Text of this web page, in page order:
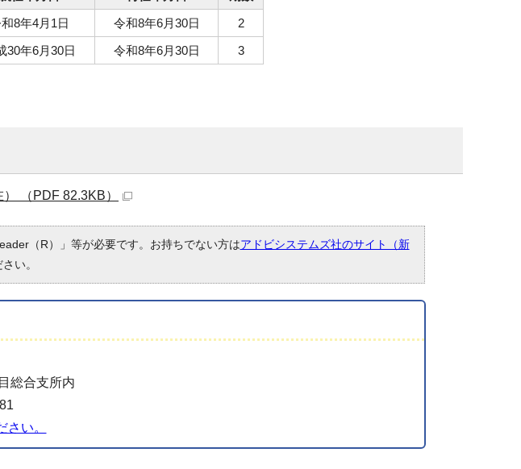
8年4月1日 令和8年6月30日
2
30年6月30日 令和8年6月30日 3
（PDF 82.3KB）
（R）」等が必要です。お持ちでない方はアドビシステムズ社のサイト（新
い。
総合支所内
い。